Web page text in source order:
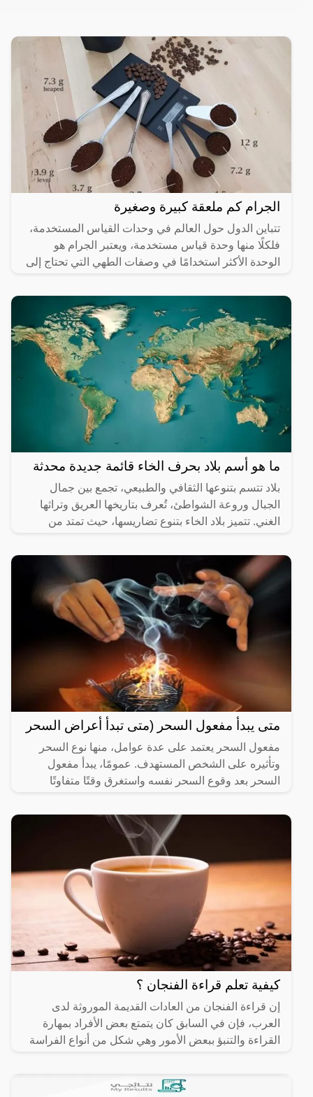
الجرام كم ملعقة كبيرة وصغيرة
تتباين الدول حول العالم في وحدات القياس المستخدمة،
فلكلًا منها وحدة قياس مستخدمة، ويعتبر الجرام هو
الوحدة الأكثر استخدامًا في وصفات الطهي التي تحتاج إلى
ما هو أسم بلاد بحرف الخاء قائمة جديدة محدثة
بلاد تتسم بتنوعها الثقافي والطبيعي، تجمع بين جمال
الجبال وروعة الشواطئ، تُعرف بتاريخها العريق وتراثها
الغني. تتميز بلاد الخاء بتنوع تضاريسها، حيث تمتد من
متى يبدأ مفعول السحر (متى تبدأ أعراض السحر
مفعول السحر يعتمد على عدة عوامل، منها نوع السحر
وتأثيره على الشخص المستهدف. عمومًا، يبدأ مفعول
السحر بعد وقوع السحر نفسه واستغرق وقتًا متفاوتًا
كيفية تعلم قراءة الفنجان ؟
إن قراءة الفنجان من العادات القديمة الموروثة لدى
العرب، فإن في السابق كان يتمتع بعض الأفراد بمهارة
القراءة والتنبؤ ببعض الأمور وهي شكل من أنواع الفراسة